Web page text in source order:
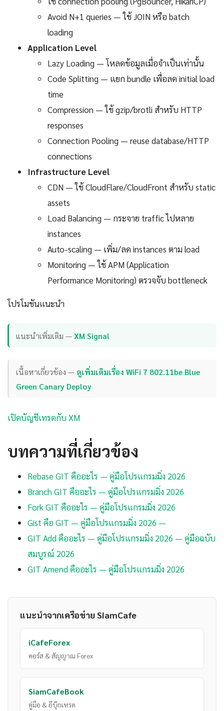
Avoid N+1 queries — ใช้ JOIN หรือ batch
loading
Application Level
Lazy Loading — โหลดข้อมูลเมื่อจำเป็นเท่านั้น
Code Splitting — แยก bundle เพื่อลด initial load
time
Compression — ใช้ gzip/brotli สำหรับ HTTP
responses
Connection Pooling — reuse database/HTTP
connections
Infrastructure Level
CDN — ใช้ CloudFlare/CloudFront สำหรับ static
assets
Load Balancing — กระจาย traffic ไปหลาย
instances
Auto-scaling — เพิ่ม/ลด instances ตาม load
Monitoring — ใช้ APM (Application
Performance Monitoring) ตรวจจับ bottleneck
โปรโมชันแนะนำ
แนะนำเพิ่มเติม —XM Signal
เนื้อหาเกี่ยวข้อง — ดูเพิ่มเติมเรื่อง WiFi 7 802.11be Blue
Green Canary Deploy
เปิดบัญชีเทรดกับ XM
บทความที่เกี่ยวข้อง
Rebase GIT คืออะไร — คู่มือโปรแกรมมิ่ง 2026
Branch GIT คืออะไร — คู่มือโปรแกรมมิ่ง 2026
Fork GIT คืออะไร — คู่มือโปรแกรมมิ่ง 2026
Gist คือ GIT — คู่มือโปรแกรมมิ่ง 2026 —
GIT Add คืออะไร — คู่มือโปรแกรมมิ่ง 2026 — คู่มือฉบับ
สมบูรณ์ 2026
GIT Amend คืออะไร — คู่มือโปรแกรมมิ่ง 2026
แนะนำจากเครือข่าย SiamCafe
iCafeForex
คอร์ส & สัญญาณ Forex
SiamCafeBook
คู่มือ & อีบุ๊กเทรด